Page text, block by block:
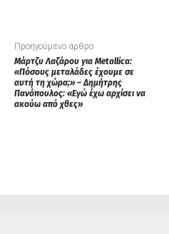
Προηγούμενο άρθρο
Μάρτζυ Λαζάρου για Metallica:
«Πόσους μεταλάδες έχουμε σε
αυτή τη χώρα;» – Δημήτρης
Πανόπουλος: «Εγώ έχω αρχίσει να
ακούω από χθες»